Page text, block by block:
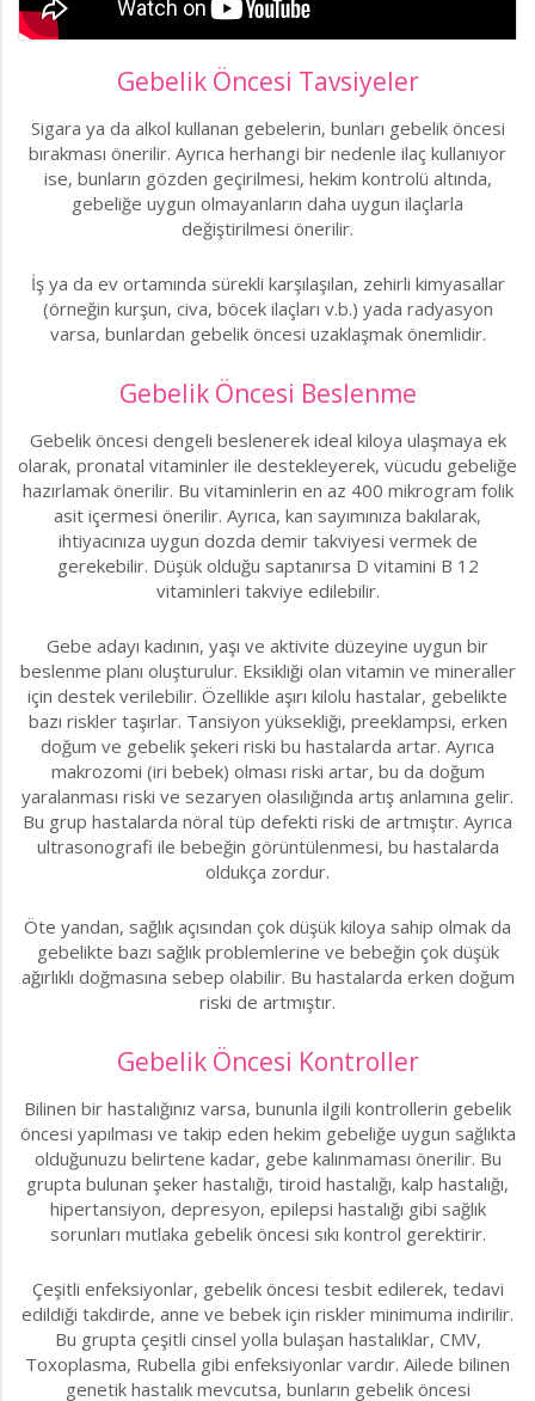
Gebelik Öncesi Tavsiyeler
Sigara ya da alkol kullanan gebelerin, bunları gebelik öncesi
bırakması önerilir. Ayrıca herhangi bir nedenle ilaç kullanıyor
ise, bunların gözden geçirilmesi, hekim kontrolü altında,
gebeliğe uygun olmayanların daha uygun ilaçlarla
değiştirilmesi önerilir.
İş ya da ev ortamında sürekli karşılaşılan, zehirli kimyasallar
(örneğin kurşun, civa, böcek ilaçları v.b.) yada radyasyon
varsa, bunlardan gebelik öncesi uzaklaşmak önemlidir.
Gebelik Öncesi Beslenme
Gebelik öncesi dengeli beslenerek ideal kiloya ulaşmaya ek
olarak, pronatal vitaminler ile destekleyerek, vücudu gebeliğe
hazırlamak önerilir. Bu vitaminlerin en az 400 mikrogram folik
asit içermesi önerilir. Ayrıca, kan sayımınıza bakılarak,
ihtiyacınıza uygun dozda demir takviyesi vermek de
gerekebilir. Düşük olduğu saptanırsa D vitamini B 12
vitaminleri takviye edilebilir.
Gebe adayı kadının, yaşı ve aktivite düzeyine uygun bir
beslenme planı oluşturulur. Eksikliği olan vitamin ve mineraller
için destek verilebilir. Özellikle aşırı kilolu hastalar, gebelikte
bazı riskler taşırlar. Tansiyon yüksekliği, preeklampsi, erken
doğum ve gebelik şekeri riski bu hastalarda artar. Ayrıca
makrozomi (iri bebek) olması riski artar, bu da doğum
yaralanması riski ve sezaryen olasılığında artış anlamına gelir.
Bu grup hastalarda nöral tüp defekti riski de artmıştır. Ayrıca
ultrasonografi ile bebeğin görüntülenmesi, bu hastalarda
oldukça zordur.
Öte yandan, sağlık açısından çok düşük kiloya sahip olmak da
gebelikte bazı sağlık problemlerine ve bebeğin çok düşük
ağırlıklı doğmasına sebep olabilir. Bu hastalarda erken doğum
riski de artmıştır.
Gebelik Öncesi Kontroller
Bilinen bir hastalığınız varsa, bununla ilgili kontrollerin gebelik
öncesi yapılması ve takip eden hekim gebeliğe uygun sağlıkta
olduğunuzu belirtene kadar, gebe kalınmaması önerilir. Bu
grupta bulunan şeker hastalığı, tiroid hastalığı, kalp hastalığı,
hipertansiyon, depresyon, epilepsi hastalığı gibi sağlık
sorunları mutlaka gebelik öncesi sıkı kontrol gerektirir.
Çeşitli enfeksiyonlar, gebelik öncesi tesbit edilerek, tedavi
edildiği takdirde, anne ve bebek için riskler minimuma indirilir.
Bu grupta çeşitli cinsel yolla bulaşan hastalıklar, CMV,
Toxoplasma, Rubella gibi enfeksiyonlar vardır. Ailede bilinen
genetik hastalık mevcutsa, bunların gebelik öncesi